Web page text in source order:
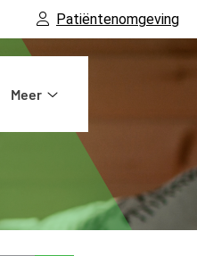
Patiëntenomgeving
Meer